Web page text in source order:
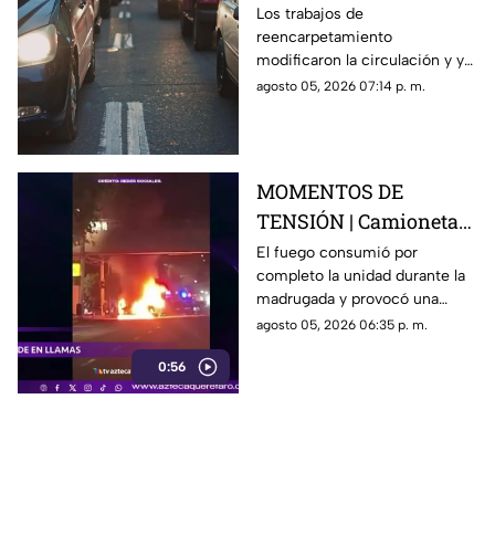
hacia la carretera 57;
esta es la zona afectada
Los trabajos de
reencarpetamiento
modificaron la circulación y ya
generan carga vehicular en el
agosto 05, 2026 07:14 p. m.
0:56
MOMENTOS DE
TENSIÓN | Camioneta
termina calcinada
sobre avenida
Constituyentes; así se
vivió el momento
El fuego consumió por
completo la unidad durante la
madrugada y provocó una
intensa movilización en una de
agosto 05, 2026 06:35 p. m.